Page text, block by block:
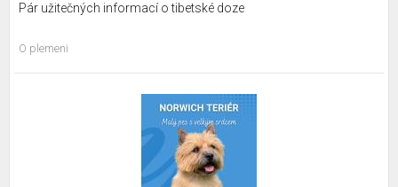
Pár užitečných informací o tibetské doze
O plemeni